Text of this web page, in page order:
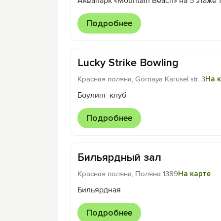
Подробнее
Lucky Strike Bowling
Красная поляна, Gornaya Karusel str. 3На
Боулинг-клуб
Подробнее
Бильярдный зал
Красная поляна, Поляна 1389На карте
Бильярдная
Подробнее